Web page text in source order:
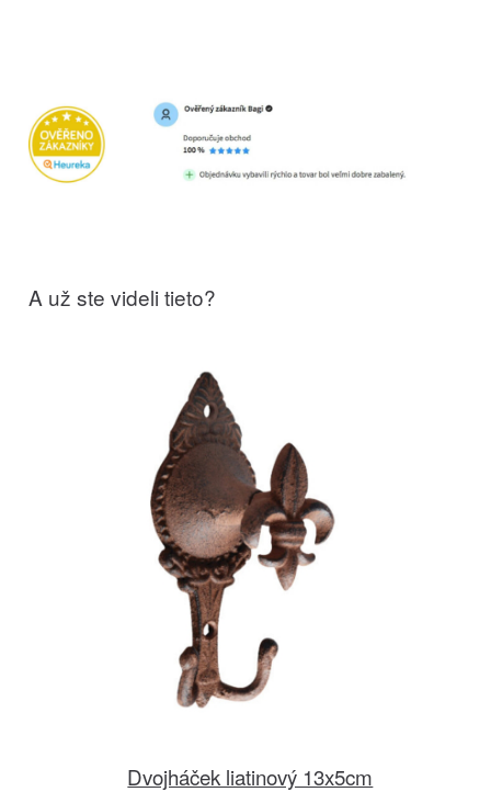
A už ste videli tieto?
Dvojháček liatinový 13x5cm